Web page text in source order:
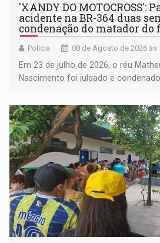
'XANDY DO MOTOCROSS':
acidente na BR-364 duas
condenação do matador do
Polícia 08 de Agosto de 2026 às
Em 23 de julho de 2026, o réu
Nascimento foi julgado e